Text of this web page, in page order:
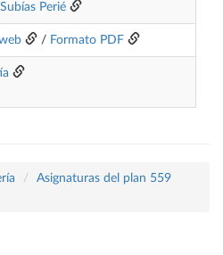
Perié
/ Formato PDF
Asignaturas del plan 559